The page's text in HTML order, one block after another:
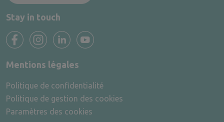
Stay in touch
Mentions légales
Politique de confidentialité
Politique de gestion des cookies
Paramètres des cookies